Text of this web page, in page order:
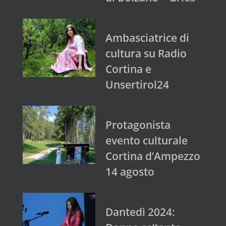
Ambasciatrice di
cultura su Radio
Cortina e
Unsertirol24
Protagonista
evento culturale
Cortina d’Ampezzo
14 agosto
Dantedì 2024: